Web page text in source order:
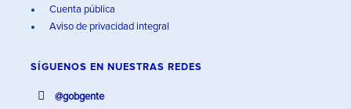
Cuenta pública
Aviso de privacidad integral
SÍGUENOS EN NUESTRAS REDES
@gobgente